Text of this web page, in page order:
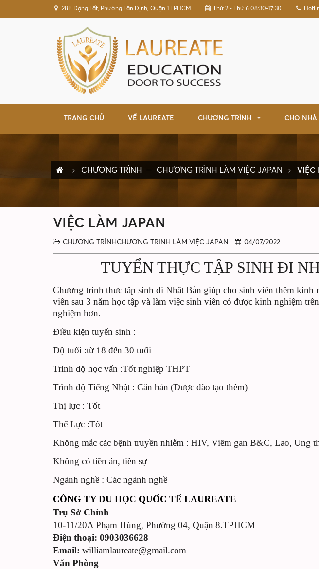
28B Đặng Tất, Phường Tân Định, Quận 1.TPHCM Thứ 2 - Thứ 6 08:30-17:30
TRANG CHỦ VỀ LAUREATE CHƯƠNG TRÌNH CHO NHÀ
CHƯƠNG TRÌNH CHƯƠNG TRÌNH LÀM VIỆC JAPAN VIỆC
VIỆC LÀM JAPAN
CHƯƠNG TRÌNHCHƯƠNG TRÌNH LÀM VIỆC JAPAN 04/07/2022
TUYỂN THỰC TẬP SINH ĐI
Chương trình thực tập sinh đi Nhật Bản giúp cho sinh viên thêm
viên sau 3 năm học tập và làm việc sinh viên có được kinh nghiệm
nghiệm hơn.
Điều kiện tuyển sinh :
Độ tuổi :từ 18 đến 30 tuổi
Trình độ học vấn :Tốt nghiệp THPT
Trình độ Tiếng Nhật : Căn bản (Được đào tạo thêm)
Thị lực : Tốt
Thể Lực :Tốt
Không mắc các bệnh truyền nhiễm : HIV, Viêm gan B&C, Lao, Ung
Không có tiền án, tiền sự
Ngành nghề : Các ngành nghề
CÔNG TY DU HỌC QUỐC TẾ LAUREATE
Trụ Sở Chính
10-11/20A Phạm Hùng, Phường 04, Quận 8.TPHCM
Điện thoại: 0903036628
Email: williamlaureate@gmail.com
Văn Phòng